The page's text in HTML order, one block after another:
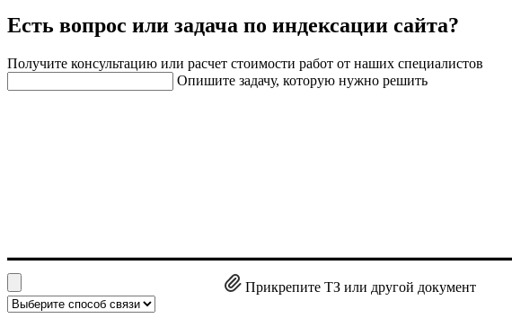
Есть вопрос или задача по индексации сайта?
Получите консультацию или расчет стоимости работ от наших специалистов
Опишите задачу, которую нужно решить
Прикрепите ТЗ или другой документ